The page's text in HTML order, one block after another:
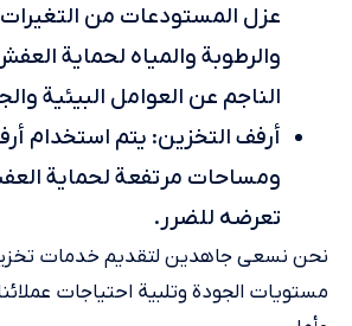
عزل المستودعات من التغيرات
والرطوبة والمياه لحماية
الناجم عن العوامل البيئية
أرفف التخزين: يتم استخدام
ومساحات مرتفعة لحماية
تعرضه للضرر.
نحن نسعى جاهدين لتقديم خدمات
مستويات الجودة وتلبية احتياجات